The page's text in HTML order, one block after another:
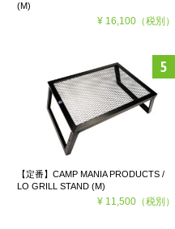
(M)
¥ 16,100（税別）
【定番】CAMP MANIA PRODUCTS /
LO GRILL STAND (M)
¥ 11,500（税別）